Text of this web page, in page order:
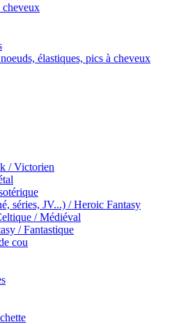
cheveux
élastiques, pics à cheveux
/ Victorien
séries, JV...) / Heroic Fantasy
/ Médiéval
/ Fantastique
cou